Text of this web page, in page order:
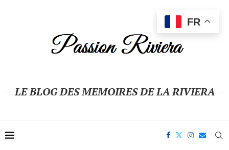
LE BLOG DES MEMOIRES DE LA RIVIERA
FR